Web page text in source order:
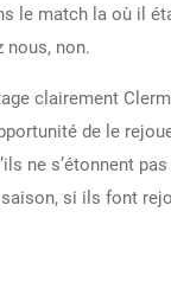
le match la où il
nous, non.
clairement
de le
ne s’étonnent
si ils font